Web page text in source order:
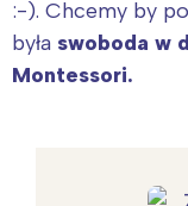
:-). Chcemy by
była swoboda w
Montessori.